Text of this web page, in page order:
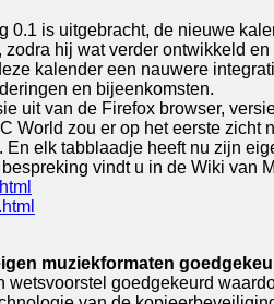
0.1 is uitgebracht, de nieuwe
hij wat verder ontwikkeld
kalender een nauwere
en bijeenkomsten.
uit van de Firefox browser,
World zou er op het eerste
elk tabblaadje heeft nu zijn
vindt u in de Wiki van
muziekformaten
goedgekeurd